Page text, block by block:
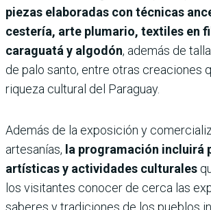
piezas elaboradas con técnicas
cestería, arte plumario, textiles en
caraguatá y algodón, además de
de palo santo, entre otras creaciones
riqueza cultural del Paraguay.
Además de la exposición y
artesanías, la programación incluirá
artísticas y actividades culturales
los visitantes conocer de cerca las
saberes y tradiciones de los pueblos